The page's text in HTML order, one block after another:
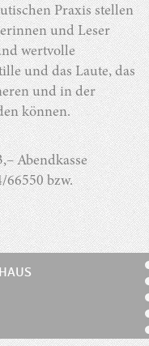
Praxis stellen
und Leser
wertvolle
und das Laute, das
und in der
können.
Abendkasse
bzw.